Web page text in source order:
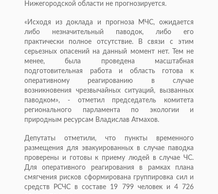
Нижегородской области не прогнозируется.
«Исходя из доклада и прогноза МЧС, ожидается
либо незначительный паводок, либо его
практически полное отсутствие. В связи с этим
серьезных опасений на данный момент нет. Тем не
менее, была проведена масштабная
подготовительная работа и область готова к
оперативному реагированию в случае
возникновения чрезвычайных ситуаций, вызванных
паводком», - отметил председатель комитета
регионального парламента по экологии и
природным ресурсам Владислав Атмахов.
Депутаты отметили, что пункты временного
размещения для эвакуированных в случае паводка
проверены и готовы к приему людей в случае ЧС.
Для оперативного реагирования в рамках плана
смягчения рисков сформирована группировка сил и
средств РСЧС в составе 19 799 человек и 4 726